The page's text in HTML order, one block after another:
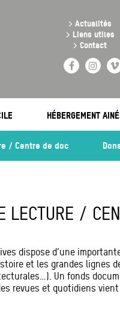
> Actualités
> Liens utiles
> Contact
Facebook
HÉBERGEMENT
/ Centre de doc
LECTURE /
dispose d’une
et les grandes lignes
Un fonds
revues et quotidiens